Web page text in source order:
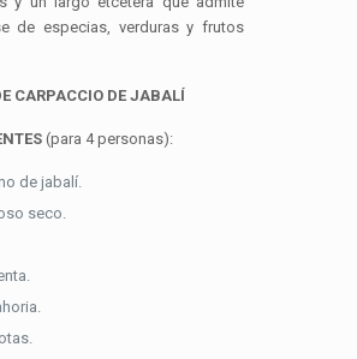
de especias, verduras y frutos
CARPACCIO DE JABALÍ
(para 4 personas):
de jabalí.
seco.